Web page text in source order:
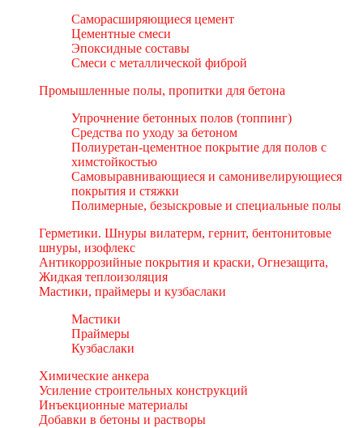
Саморасширяющиеся цемент
Цементные смеси
Эпоксидные составы
Смеси с металлической фиброй
Промышленные полы, пропитки для бетона
Упрочнение бетонных полов (топпинг)
Средства по уходу за бетоном
Полиуретан-цементное покрытие для полов с
химстойкостью
Самовыравнивающиеся и самонивелирующиеся
покрытия и стяжки
Полимерные, безыскровые и специальные полы
Герметики. Шнуры вилатерм, гернит, бентонитовые
шнуры, изофлекс
Антикоррозийные покрытия и краски, Огнезащита,
Жидкая теплоизоляция
Мастики, праймеры и кузбаслаки
Мастики
Праймеры
Кузбаслаки
Химические анкера
Усиление строительных конструкций
Инъекционные материалы
Добавки в бетоны и растворы